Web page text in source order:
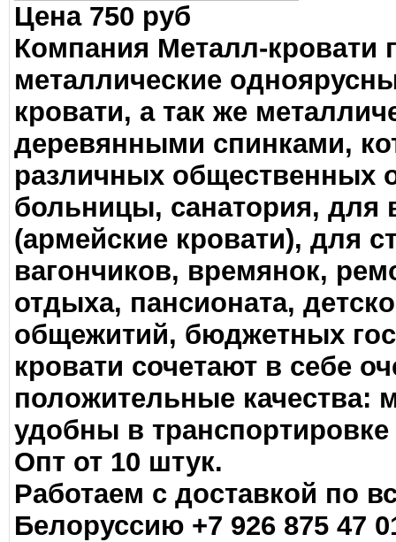
Цена 750 руб
Компания Металл-кровати
металлические
кровати, а так же
деревянными спинками,
различных общественных
больницы, санатория, для
(армейские кровати), для
вагончиков, времянок,
отдыха, пансионата,
общежитий, бюджетных
кровати сочетают в себе
положительные качества:
удобны в
Опт от 10 штук.
Работаем с доставкой по
Белоруссию +7 926 875 47